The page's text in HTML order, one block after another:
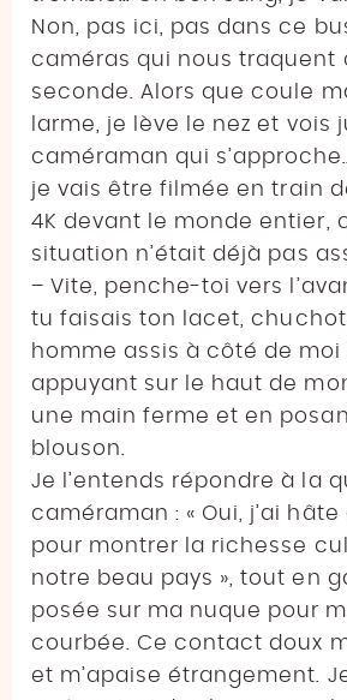
Non, pas ici, pas dans ce
caméras qui nous traquent
seconde. Alors que coule
larme, je lève le nez et vois
caméraman qui
je vais être filmée en train
4K devant le monde entier,
situation n’était déjà pas
– Vite, penche-toi vers
tu faisais ton lacet,
homme assis à côté de moi
appuyant sur le haut de
une main ferme et en
blouson.
Je l’entends répondre à la
caméraman : « Oui, j’ai hâte
pour montrer la richesse
notre beau pays », tout en
posée sur ma nuque pour
courbée. Ce contact doux
et m’apaise étrangement.